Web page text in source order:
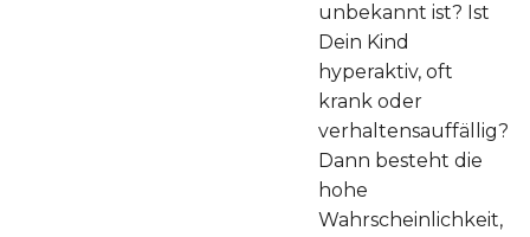
unbekannt ist? Ist
Dein Kind
hyperaktiv, oft
krank oder
verhaltensauffällig?
Dann besteht die
hohe
Wahrscheinlichkeit,